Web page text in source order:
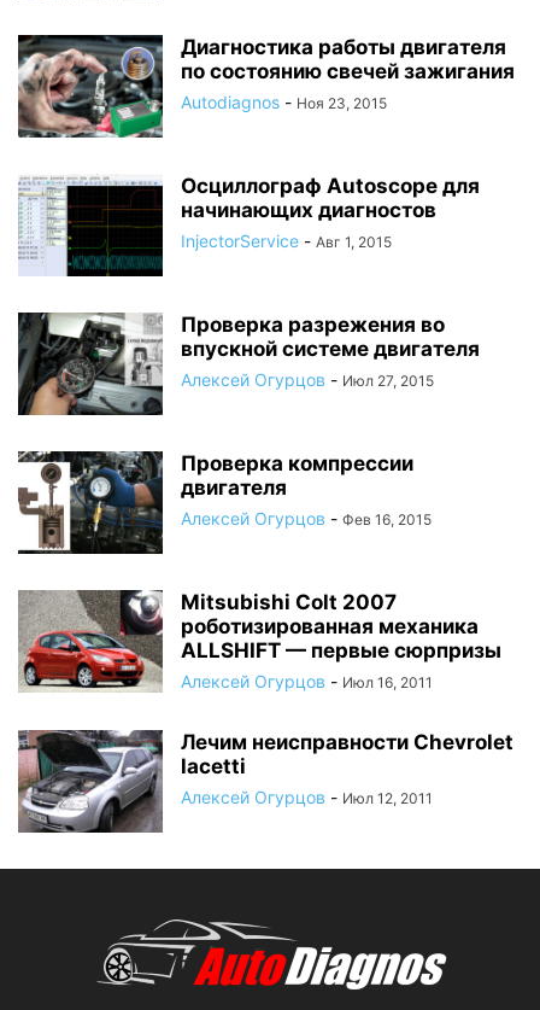
Диагностика работы двигателя
по состоянию свечей зажигания
Autodiagnos - Ноя 23, 2015
Осциллограф Autoscope для
начинающих диагностов
InjectorService - Авг 1, 2015
Проверка разрежения во
впускной системе двигателя
Алексей Огурцов - Июл 27, 2015
Проверка компрессии
двигателя
Алексей Огурцов - Фев 16, 2015
Mitsubishi Colt 2007
роботизированная механика
ALLSHIFT — первые сюрпризы
Алексей Огурцов - Июл 16, 2011
Лечим неисправности Chevrolet
lacetti
Алексей Огурцов - Июл 12, 2011